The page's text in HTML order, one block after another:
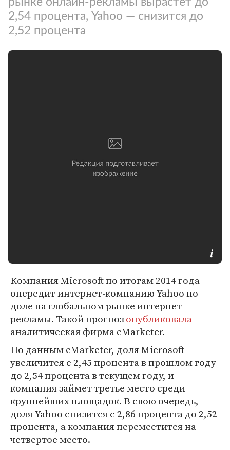
2,54 процента, Yahoo — снизится до
2,52 процента
Компания Microsoft по итогам 2014 года
опередит интернет-компанию Yahoo по
доле на глобальном рынке интернет-
рекламы. Такой прогнозопубликовала
аналитическая фирма eMarketer.
По данным eMarketer, доля Microsoft
увеличится с 2,45 процента в прошлом году
до 2,54 процента в текущем году, и
компания займет третье место среди
крупнейших площадок. В свою очередь,
доля Yahoo снизится с 2,86 процента до 2,52
процента, а компания переместится на
четвертое место.